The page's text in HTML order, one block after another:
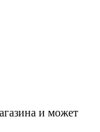
и может